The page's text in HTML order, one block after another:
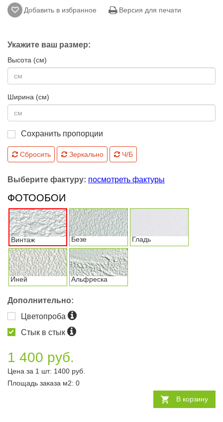
Добавить в избранное Версия для печати
Укажите ваш размер:
Высота (см)
Ширина (см)
Сохранить пропорции
Сбросить Зеркально Ч/Б
Выберите фактуру: посмотреть фактуры
ФОТООБОИ
Винтаж Безе Гладь
Иней Альфреска
Дополнительно:
Цветопроба
Стык в стык
1 400 руб.
Цена за 1 шт: 1400 руб.
Площадь заказа м2: 0
В корзину